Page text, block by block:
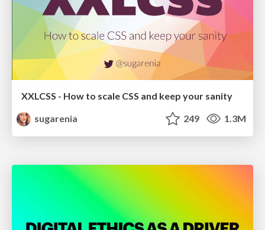
XXLCSS - How to scale CSS and keep your sanity
sugarenia
249 1.3M